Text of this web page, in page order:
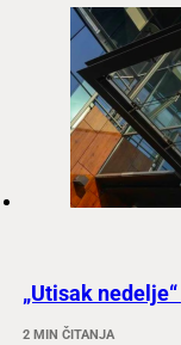
„Utisak
2 MIN ČITANJA